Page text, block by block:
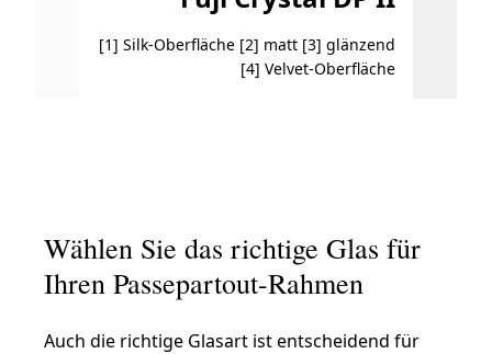
[1] Silk-Oberfläche [2] matt [3] glänzend
[4] Velvet-Oberfläche
Wählen Sie das richtige Glas für
Ihren Passepartout-Rahmen
Auch die richtige Glasart ist entscheidend für